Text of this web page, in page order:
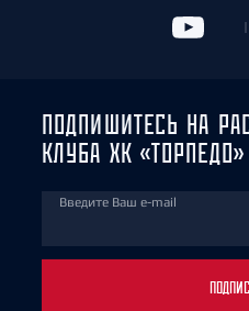
ПОДПИШИТЕСЬ НА
КЛУБА ХК «ТОРПЕДО»
Введите Ваш e-mail